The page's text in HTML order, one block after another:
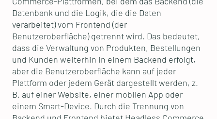
Datenbank und die Logik, die die Daten
verarbeitet) vom Frontend (der
Benutzeroberfläche) getrennt wird. Das bedeutet,
dass die Verwaltung von Produkten, Bestellungen
und Kunden weiterhin in einem Backend erfolgt,
aber die Benutzeroberfläche kann auf jeder
Plattform oder jedem Gerät dargestellt werden, z.
B. auf einer Website, einer mobilen App oder
einem Smart-Device. Durch die Trennung von